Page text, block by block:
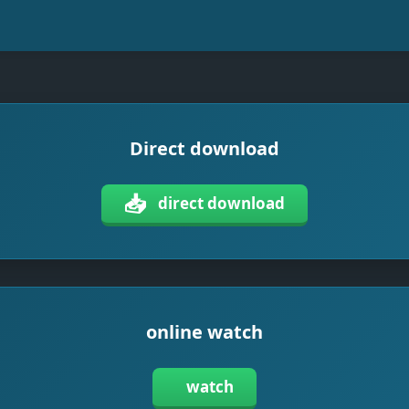
Direct download
📥 direct download
online watch
watch